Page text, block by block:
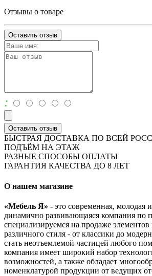
Отзывы о товаре
Оставить отзыв
:
Оставить отзыв
БЫСТРАЯ ДОСТАВКА ПО ВСЕЙ
ПОДЪЁМ НА ЭТАЖ
РАЗНЫЕ СПОСОБЫ ОПЛАТЫ
ГАРАНТИЯ КАЧЕСТВА ДО 8 ЛЕТ
О нашем магазине
«Мебель Я» - это современная, молодая
динамично развивающаяся компания по
специализируемся на продаже элементов
различного стиля - от классики до
стать неотъемлемой частицей любого
компания имеет широкий набор
возможностей, а также обладает
номенклатурой продукции от ведущих